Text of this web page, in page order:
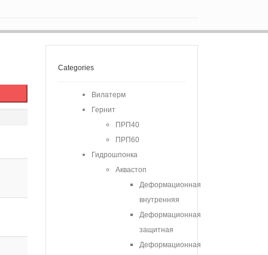
Categories
Вилатерм
Гернит
ПРП40
ПРП60
Гидрошпонка
Аквастоп
Деформационная
внутренняя
Деформационная
защитная
Деформационная